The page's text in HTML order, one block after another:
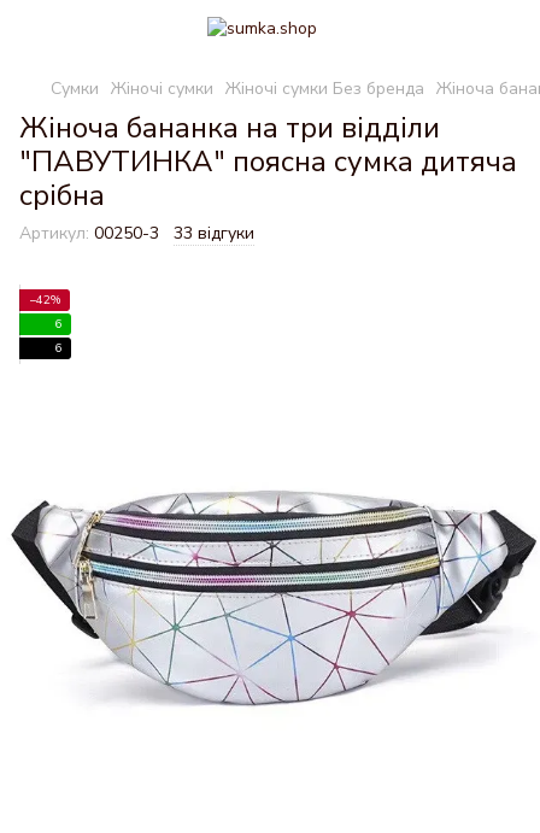
Сумки Жіночі сумки Жіночі сумки Без бренда Жіноча
Жіноча бананка на три відділи
"ПАВУТИНКА" поясна сумка дитяча
срібна
Артикул: 00250-3 33 відгуки
−42%
6
6